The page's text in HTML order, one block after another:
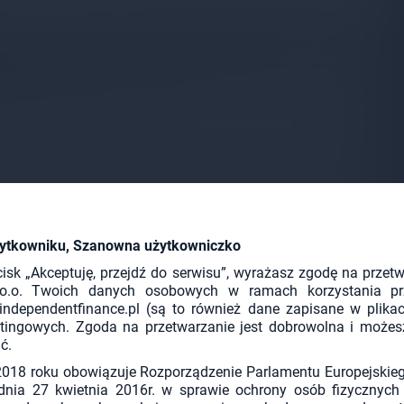
Szanowna użytkowniczko
„Akceptuję, przejdź do serwisu”, wyrażasz zgodę na
Twoich danych osobowych w ramach korzystania
(są to również dane zapisane w
Zgoda na przetwarzanie jest dobrowolna i
roku obowiązuje Rozporządzenie Parlamentu
27 kwietnia 2016r. w sprawie ochrony osób